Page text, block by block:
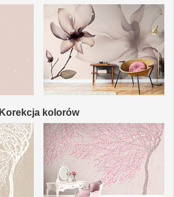
Korekcja kolorów